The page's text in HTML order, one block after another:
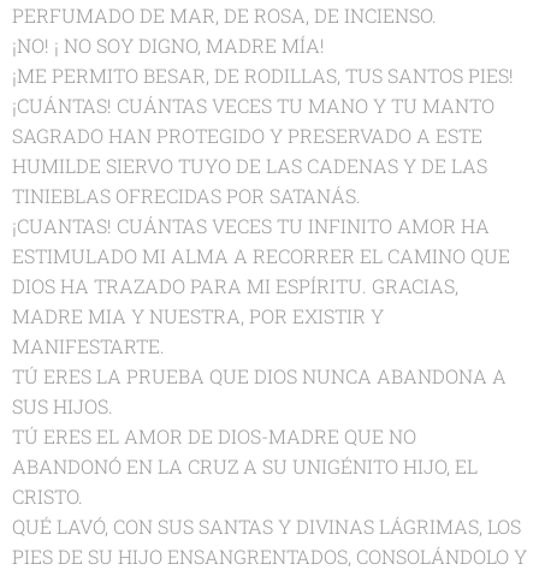
PERFUMADO DE MAR, DE ROSA, DE INCIENSO.
¡NO! ¡ NO SOY DIGNO, MADRE MÍA!
¡ME PERMITO BESAR, DE RODILLAS, TUS SANTOS PIES!
¡CUÁNTAS! CUÁNTAS VECES TU MANO Y TU MANTO
SAGRADO HAN PROTEGIDO Y PRESERVADO A ESTE
HUMILDE SIERVO TUYO DE LAS CADENAS Y DE LAS
TINIEBLAS OFRECIDAS POR SATANÁS.
¡CUANTAS! CUÁNTAS VECES TU INFINITO AMOR HA
ESTIMULADO MI ALMA A RECORRER EL CAMINO QUE
DIOS HA TRAZADO PARA MI ESPÍRITU. GRACIAS,
MADRE MIA Y NUESTRA, POR EXISTIR Y
MANIFESTARTE.
TÚ ERES LA PRUEBA QUE DIOS NUNCA ABANDONA A
SUS HIJOS.
TÚ ERES EL AMOR DE DIOS-MADRE QUE NO
ABANDONÓ EN LA CRUZ A SU UNIGÉNITO HIJO, EL
CRISTO.
QUÉ LAVÓ, CON SUS SANTAS Y DIVINAS LÁGRIMAS, LOS
PIES DE SU HIJO ENSANGRENTADOS, CONSOLÁNDOLO Y